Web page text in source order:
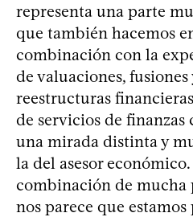
representa una parte
que también hacemos
combinación con la
de valuaciones,
reestructuras
de servicios de
una mirada distinta y
la del asesor
combinación de mucha
nos parece que